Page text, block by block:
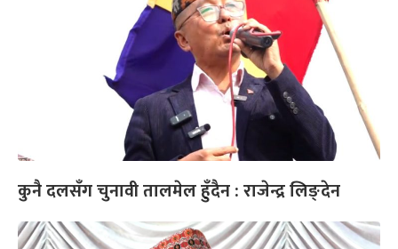
कुनै दलसँग चुनावी तालमेल हुँदैन : राजेन्द्र लिङ्देन